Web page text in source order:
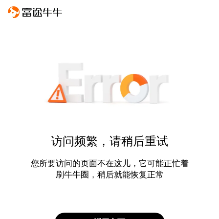
访问频繁，请稍后重试
您所要访问的页面不在这儿，它可能正忙着
刷牛牛圈，稍后就能恢复正常